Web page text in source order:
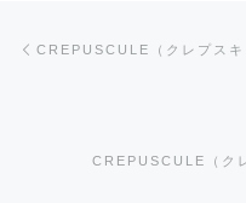
CREPUSCULE（クレプス
CREPUSCULE（ク